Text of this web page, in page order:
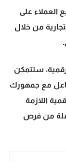
العملاء على
من خلال
ستتمكن
مع جمهورك
اللازمة
من فرص